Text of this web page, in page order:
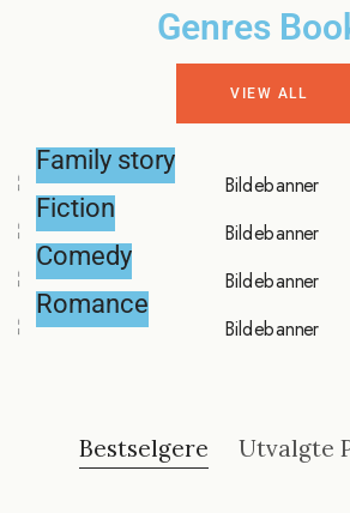
Genres
VIEW ALL
Family story
Fiction
Comedy
Romance
Bestselgere Utvalgte